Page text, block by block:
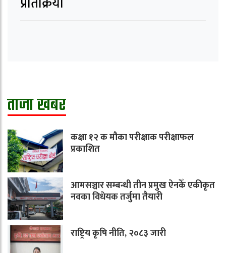
ताजा खबर
कक्षा १२ क मौका परीक्षाक परीक्षाफल
प्रकाशित
आमसञ्चार सम्बन्धी तीन प्रमुख ऐनकेँ एकीकृत
नवका विधेयक तर्जुमा तैयारी
राष्ट्रिय कृषि नीति, २०८३ जारी